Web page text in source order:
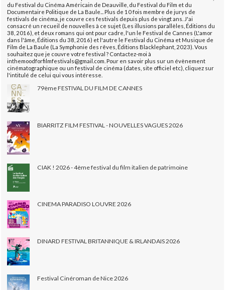
du Festival du Cinéma Américain de Deauville, du Festival du Film et du
Documentaire Politique de La Baule... Plus de 10 fois membre de jurys de
festivals de cinéma, je couvre ces festivals depuis plus de vingt ans. J'ai
consacré un recueil de nouvelles à ce sujet (Les illusions parallèles, Éditions du
38, 2016), et deux romans qui ont pour cadre, l'un le Festival de Cannes (L'amor
dans l'âme, Éditions du 38, 2016) et l'autre le Festival du Cinéma et Musique de
Film de La Baule (La Symphonie des rêves, Éditions Blacklephant, 2023). Vous
souhaitez que je couvre votre festival ? Contactez-moi à
inthemoodforfilmfestivals@gmail.com. Pour en savoir plus sur un évènement
cinématographique ou un festival de cinéma (dates, site officiel etc), cliquez sur
l'intitulé de celui qui vous intéresse.
79ème FESTIVAL DU FILM DE CANNES
BIARRITZ FILM FESTIVAL - NOUVELLES VAGUES 2026
CIAK ! 2026 - 4ème festival du film italien de patrimoine
CINEMA PARADISO LOUVRE 2026
DINARD FESTIVAL BRITANNIQUE & IRLANDAIS 2026
Festival Cinéroman de Nice 2026